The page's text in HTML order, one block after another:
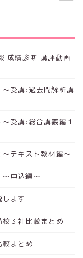
成績診断 講評動画
受講:過去問解析講
受講:総合講義編１
テキスト教材編～
申込編～
ます
校３社比較まとめ
まとめ